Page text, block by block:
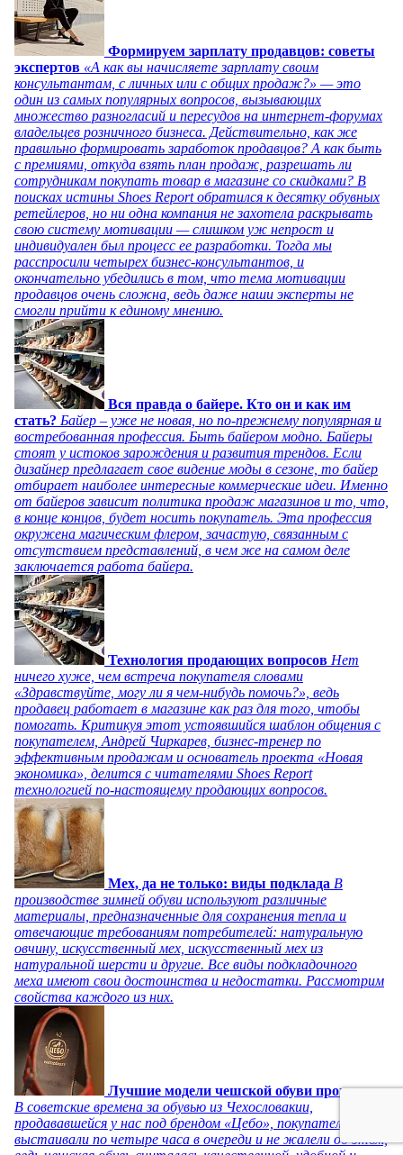
Формируем зарплату продавцов: советы
экспертов «А как вы начисляете зарплату своим
консультантам, с личных или с общих продаж?» — это
один из самых популярных вопросов, вызывающих
множество разногласий и пересудов на интернет-форумах
владельцев розничного бизнеса. Действительно, как же
правильно формировать заработок продавцов? А как быть
с премиями, откуда взять план продаж, разрешать ли
сотрудникам покупать товар в магазине со скидками? В
поисках истины Shoes Report обратился к десятку обувных
ретейлеров, но ни одна компания не захотела раскрывать
свою систему мотивации — слишком уж непрост и
индивидуален был процесс ее разработки. Тогда мы
расспросили четырех бизнес-консультантов, и
окончательно убедились в том, что тема мотивации
продавцов очень сложна, ведь даже наши эксперты не
смогли прийти к единому мнению.
Вся правда о байере. Кто он и как им
стать? Байер – уже не новая, но по-прежнему популярная и
востребованная профессия. Быть байером модно. Байеры
стоят у истоков зарождения и развития трендов. Если
дизайнер предлагает свое видение моды в сезоне, то байер
отбирает наиболее интересные коммерческие идеи. Именно
от байеров зависит политика продаж магазинов и то, что,
в конце концов, будет носить покупатель. Эта профессия
окружена магическим флером, зачастую, связанным с
отсутствием представлений, в чем же на самом деле
заключается работа байера.
Технология продающих вопросов Нет
ничего хуже, чем встреча покупателя словами
«Здравствуйте, могу ли я чем-нибудь помочь?», ведь
продавец работает в магазине как раз для того, чтобы
помогать. Критикуя этот устоявшийся шаблон общения с
покупателем, Андрей Чиркарев, бизнес-тренер по
эффективным продажам и основатель проекта «Новая
экономика», делится с читателями Shoes Report
технологией по-настоящему продающих вопросов.
Мех, да не только: виды подклада В
производстве зимней обуви используют различные
материалы, предназначенные для сохранения тепла и
отвечающие требованиям потребителей: натуральную
овчину, искусственный мех, искусственный мех из
натуральной шерсти и другие. Все виды подкладочного
меха имеют свои достоинства и недостатки. Рассмотрим
свойства каждого из них.
Лучшие модели чешской обуви прошлого
В советские времена за обувью из Чехословакии,
продававшейся у нас под брендом «Цебо», покупатели
выстаивали по четыре часа в очереди и не жалели об этом,